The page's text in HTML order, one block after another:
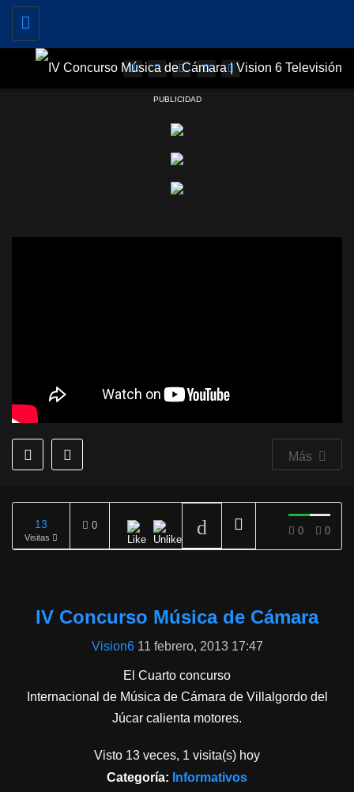
navigation
PUBLICIDAD
Más
13
Visitas
0 0 0
IV Concurso Música de Cámara
Vision6 11 febrero, 2013 17:47
El Cuarto concurso
Internacional de Música de Cámara de Villalgordo del
Júcar calienta motores.
Visto 13 veces, 1 visita(s) hoy
Categoría: Informativos